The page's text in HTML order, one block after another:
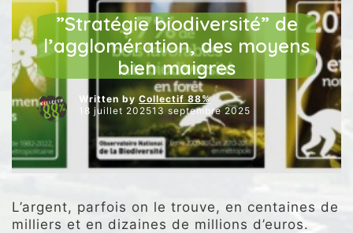
”Stratégie biodiversité” de
l’agglomération, des moyens
bien maigres
Written by Collectif 88%
18 juillet 202513 septembre 2025
L’argent, parfois on le trouve, en centaines de
milliers et en dizaines de millions d’euros.